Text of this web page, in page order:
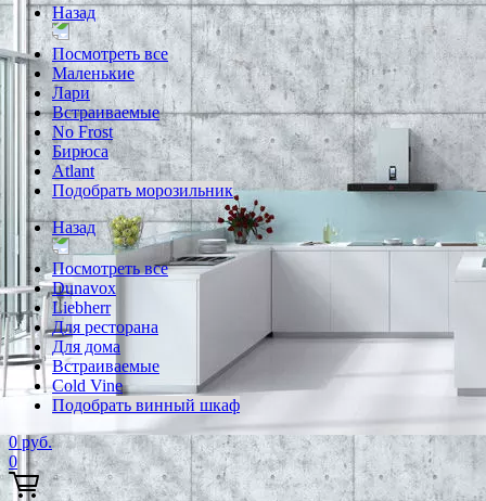
Назад
Посмотреть все
Маленькие
Лари
Встраиваемые
No Frost
Бирюса
Atlant
Подобрать морозильник
Назад
Посмотреть все
Dunavox
Liebherr
Для ресторана
Для дома
Встраиваемые
Cold Vine
Подобрать винный шкаф
0 руб.
0